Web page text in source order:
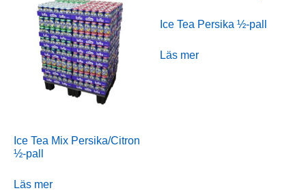
Ice Tea Mix Persika/Citron
½-pall
Läs mer
Ice Tea Persika ½-pall
Läs mer